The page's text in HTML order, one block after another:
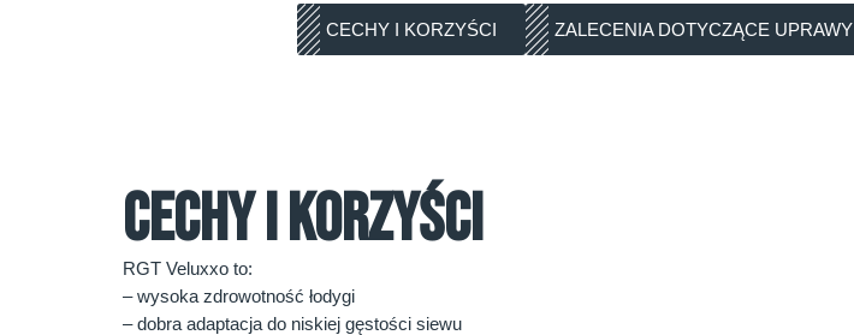
CECHY I KORZYŚCI ZALECENIA DOTYCZĄCE UPRAWY
CECHY I KORZYŚCI
RGT Veluxxo to:
– wysoka zdrowotność łodygi
– dobra adaptacja do niskiej gęstości siewu